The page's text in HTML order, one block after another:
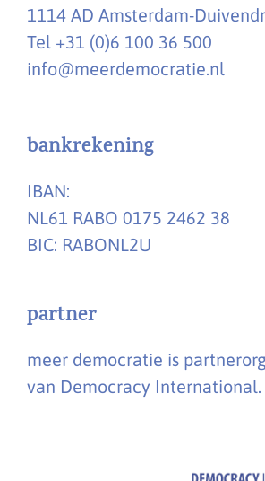
1114 AD Amsterdam-
Tel +31 (0)6 100 36 500
info@meerdemocratie.nl
bankrekening
IBAN:
NL61 RABO 0175 2462 38
BIC: RABONL2U
partner
meer democratie is
van Democracy International.